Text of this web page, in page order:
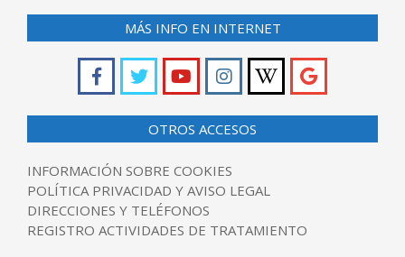
MÁS INFO EN INTERNET
OTROS ACCESOS
INFORMACIÓN SOBRE COOKIES
POLÍTICA PRIVACIDAD Y AVISO LEGAL
DIRECCIONES Y TELÉFONOS
REGISTRO ACTIVIDADES DE TRATAMIENTO